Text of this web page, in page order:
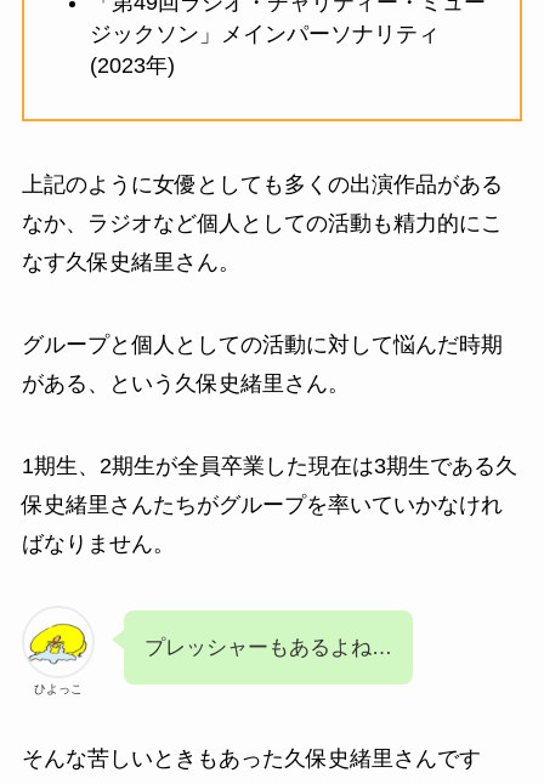
ジックソン」
メインパーソナリティ
(2023年)
上記のように女優としても多くの出演作品がある
なか、ラジオなど個人としての活動も精力的にこ
なす久保史緒里さん。
グループと個人としての活動に対して悩んだ時期
がある、という 久保史緒里 さん。
1期生、2期生が全員卒業した現在は3期生である久
保史緒里 さんたちがグループを率いていかなけれ
ばなりません。
ひよっこ
プレッシャーもあるよね…
そんな苦しいときもあった久保史緒里 さんです